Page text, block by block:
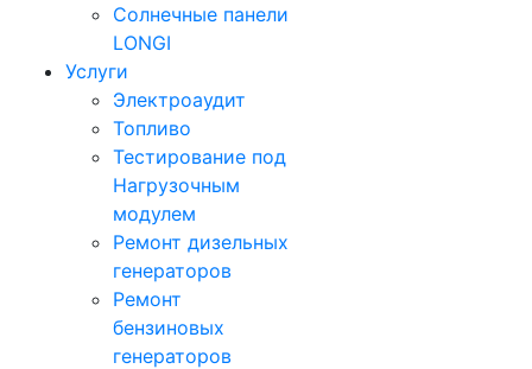
Солнечные панели
LONGI
Услуги
Электроаудит
Топливо
Тестирование под
Нагрузочным
модулем
Ремонт дизельных
генераторов
Ремонт
бензиновых
генераторов